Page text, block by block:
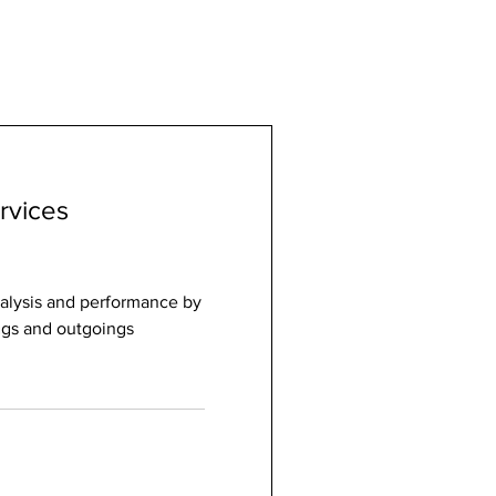
and performance by
and outgoings